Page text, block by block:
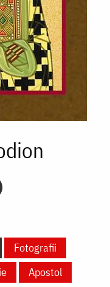
Fotografii
Apostol